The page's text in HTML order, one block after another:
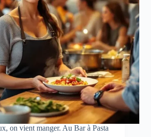
on vient manger. Au Bar à Pasta